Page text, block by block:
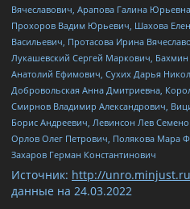
Вячеславович, Арапова Галина
Прохоров Вадим Юрьевич, Шахова
Васильевич, Протасова Ирина
Лукашевский Сергей Маркович,
Анатолий Ефимович, Сухих Дарья
Добровольская Анна Дмитриевна,
Смирнов Владимир Александрович,
Борис Андреевич, Левинсон Лев
Орлов Олег Петрович, Полякова Мара
Захаров Герман Константинович
Источник: http://
данные на 24.03.2022